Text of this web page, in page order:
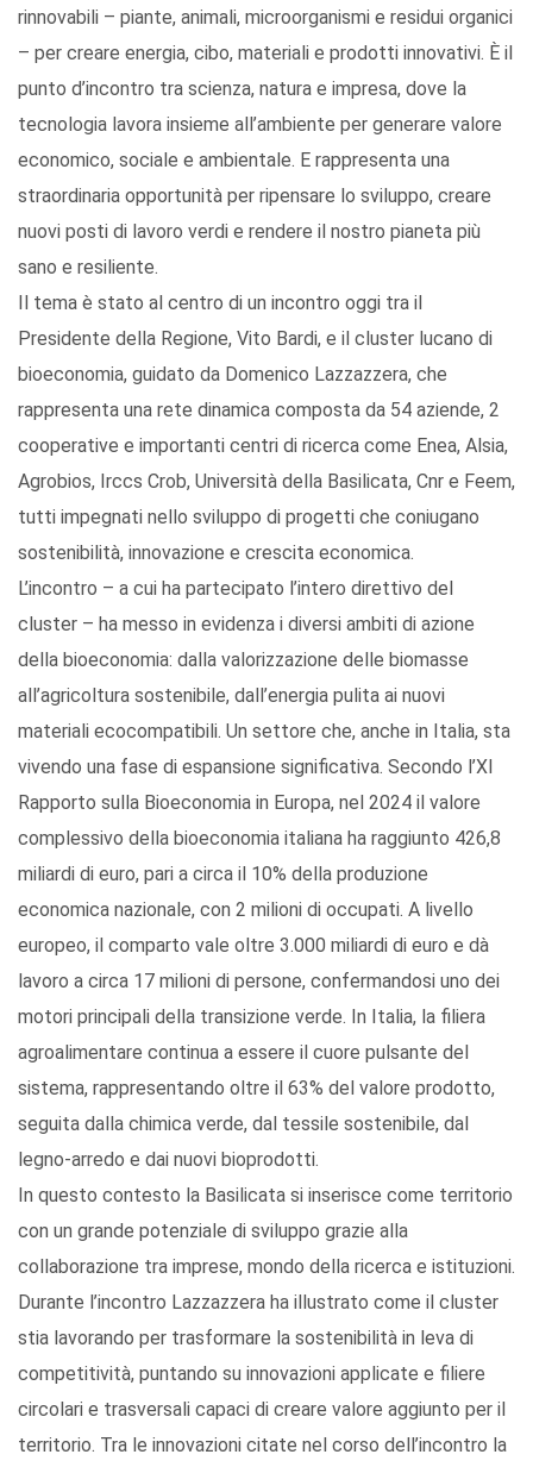
rinnovabili – piante, animali, microorganismi e residui organici
– per creare energia, cibo, materiali e prodotti innovativi. È il
punto d’incontro tra scienza, natura e impresa, dove la
tecnologia lavora insieme all’ambiente per generare valore
economico, sociale e ambientale. E rappresenta una
straordinaria opportunità per ripensare lo sviluppo, creare
nuovi posti di lavoro verdi e rendere il nostro pianeta più
sano e resiliente.
Il tema è stato al centro di un incontro oggi tra il
Presidente della Regione, Vito Bardi, e il cluster lucano di
bioeconomia, guidato da Domenico Lazzazzera, che
rappresenta una rete dinamica composta da 54 aziende, 2
cooperative e importanti centri di ricerca come Enea, Alsia,
Agrobios, Irccs Crob, Università della Basilicata, Cnr e Feem,
tutti impegnati nello sviluppo di progetti che coniugano
sostenibilità, innovazione e crescita economica.
L’incontro – a cui ha partecipato l’intero direttivo del
cluster – ha messo in evidenza i diversi ambiti di azione
della bioeconomia: dalla valorizzazione delle biomasse
all’agricoltura sostenibile, dall’energia pulita ai nuovi
materiali ecocompatibili. Un settore che, anche in Italia, sta
vivendo una fase di espansione significativa. Secondo l’XI
Rapporto sulla Bioeconomia in Europa, nel 2024 il valore
complessivo della bioeconomia italiana ha raggiunto 426,8
miliardi di euro, pari a circa il 10% della produzione
economica nazionale, con 2 milioni di occupati. A livello
europeo, il comparto vale oltre 3.000 miliardi di euro e dà
lavoro a circa 17 milioni di persone, confermandosi uno dei
motori principali della transizione verde. In Italia, la filiera
agroalimentare continua a essere il cuore pulsante del
sistema, rappresentando oltre il 63% del valore prodotto,
seguita dalla chimica verde, dal tessile sostenibile, dal
legno-arredo e dai nuovi bioprodotti.
In questo contesto la Basilicata si inserisce come territorio
con un grande potenziale di sviluppo grazie alla
collaborazione tra imprese, mondo della ricerca e istituzioni.
Durante l’incontro Lazzazzera ha illustrato come il cluster
stia lavorando per trasformare la sostenibilità in leva di
competitività, puntando su innovazioni applicate e filiere
circolari e trasversali capaci di creare valore aggiunto per il
territorio. Tra le innovazioni citate nel corso dell’incontro la